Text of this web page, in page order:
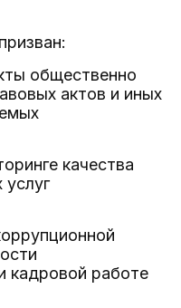
общественно
актов и иных
качества
услуг
кадровой работе